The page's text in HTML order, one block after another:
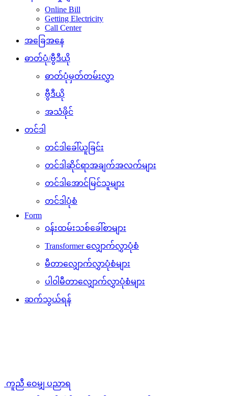
Online Bill
Getting Electricity
Call Center
အခြေအနေ
ဓာတ်ပုံ/ဗွီဒီယို
ဓာတ်ပုံမှတ်တမ်းလွှာ
ဗွီဒီယို
အသံဖိုင်
တင်ဒါ
တင်ဒါခေါ်ယူခြင်း
တင်ဒါဆိုင်ရာအချက်အလက်များ
တင်ဒါအောင်မြင်သူများ
တင်ဒါပုံစံ
Form
၀န်းထမ်းသစ်ခေါ်စာများ
Transformer လျှောက်လွှာပုံစံ
မီတာလျှောက်လွှာပုံစံများ
ပါ၀ါမီတာလျှောက်လွှာပုံစံများ
ဆက်သွယ်ရန်
ကူညီ ဝေမျှ ပညာရ